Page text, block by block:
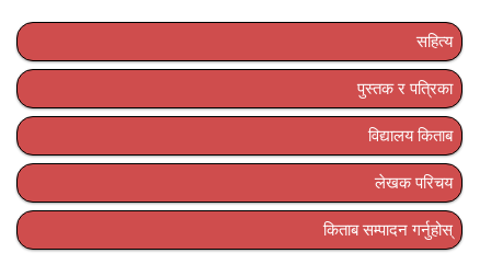
सहित्य
पुस्तक र पत्रिका
विद्यालय किताब
लेखक परिचय
किताब सम्पादन गर्नुहोस्